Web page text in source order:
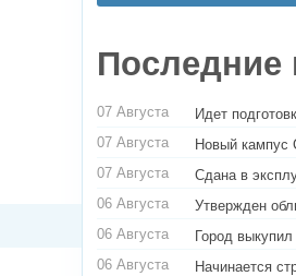
Последние
07 Августа
Идет
07 Августа
Новый кампус
07 Августа
Сдана в
06 Августа
Утвержден
06 Августа
Город
06 Августа
Начинается